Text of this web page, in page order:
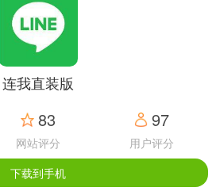
3百+款游戏
连我直装版
83
网站评分
97
用户评分
下载到手机